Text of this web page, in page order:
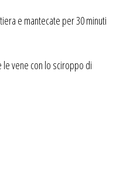
e mantecate per 30 minuti
vene con lo sciroppo di